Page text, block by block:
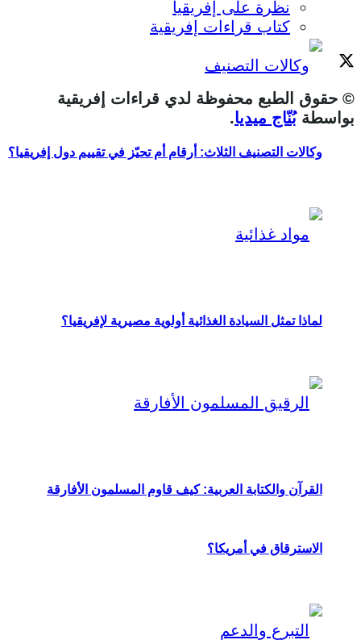
وكالات التصنيف الثلاث: أرقام أم تحيّز في تقييم دول إفريقيا؟
لماذا تمثل السيادة الغذائية أولوية مصيرية لإفريقيا؟
القرآن والكتابة العربية: كيف قاوم المسلمون الأفارقة
الاسترقاق في أمريكا؟
نظرة على إفريقيا
كتاب قراءات إفريقية
© حقوق الطبع محفوظة لدي قراءات إفريقية
بواسطةبُنّاج ميديا.